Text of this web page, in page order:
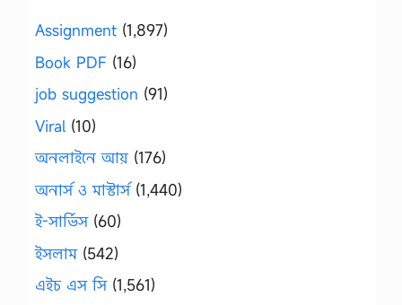
Assignment (1,897)
Book PDF (16)
job suggestion (91)
Viral (10)
অনলাইনে আয় (176)
অনার্স ও মাস্টার্স(1,440)
ই-সার্ভিস(60)
ইসলাম(542)
এইচ এস সি(1,561)